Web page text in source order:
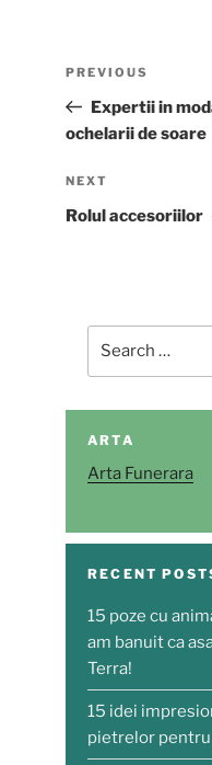
Previous
Post
PREVIOUS
Expertii in
ochelarii de soare
Next
Post
NEXT
Rolul accesoriilor
ARTA
Arta Funerara
RECENT
15 poze cu
am banuit ca
Terra!
15 idei
pietrelor